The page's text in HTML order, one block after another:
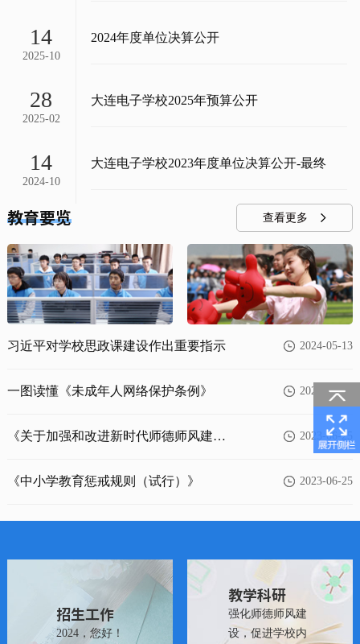
14
2025-10
2024年度单位决算公开
28
2025-02
大连电子学校2025年预算公开
14
2024-10
大连电子学校2023年度单位决算公开-最终
教育要览 查看更多
习近平对学校思政课建设作出重要指示 2024-05-13
一图读懂《未成年人网络保护条例》 2023-10-26
《关于加强和改进新时代师德师风建设
2023-06-25
《中小学教育惩戒规则（试行）》 2023-06-25
招生工作
2024，您好！
教学科研
强化师德师风建
设，促进学校内